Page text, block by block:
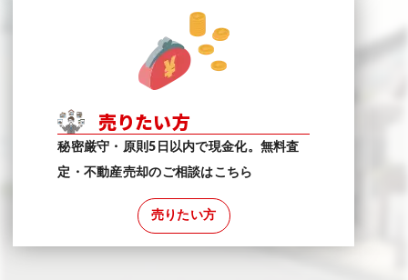
売りたい方
秘密厳守・原則5日以内で現金化。無料査
定・不動産売却のご相談はこちら
売りたい方